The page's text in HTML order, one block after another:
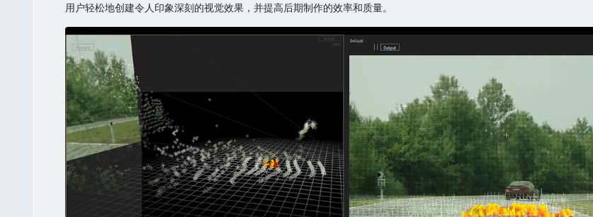
用户轻松地创建令人印象深刻的视觉效果，并提高后期制作的效率和质量。